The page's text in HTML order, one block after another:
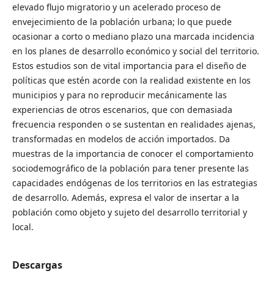
elevado flujo migratorio y un acelerado proceso de
envejecimiento de la población urbana; lo que puede
ocasionar a corto o mediano plazo una marcada incidencia
en los planes de desarrollo económico y social del territorio.
Estos estudios son de vital importancia para el diseño de
políticas que estén acorde con la realidad existente en los
municipios y para no reproducir mecánicamente las
experiencias de otros escenarios, que con demasiada
frecuencia responden o se sustentan en realidades ajenas,
transformadas en modelos de acción importados. Da
muestras de la importancia de conocer el comportamiento
sociodemográfico de la población para tener presente las
capacidades endógenas de los territorios en las estrategias
de desarrollo. Además, expresa el valor de insertar a la
población como objeto y sujeto del desarrollo territorial y
local.
Descargas